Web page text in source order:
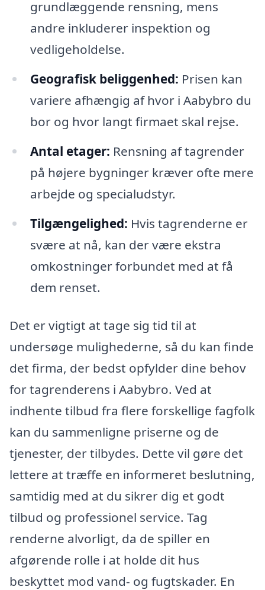
grundlæggende rensning, mens
andre inkluderer inspektion og
vedligeholdelse.
Geografisk beliggenhed: Prisen kan
variere afhængig af hvor i Aabybro du
bor og hvor langt firmaet skal rejse.
Antal etager: Rensning af tagrender
på højere bygninger kræver ofte mere
arbejde og specialudstyr.
Tilgængelighed: Hvis tagrenderne er
svære at nå, kan der være ekstra
omkostninger forbundet med at få
dem renset.
Det er vigtigt at tage sig tid til at
undersøge mulighederne, så du kan finde
det firma, der bedst opfylder dine behov
for tagrenderens i Aabybro. Ved at
indhente tilbud fra flere forskellige fagfolk
kan du sammenligne priserne og de
tjenester, der tilbydes. Dette vil gøre det
lettere at træffe en informeret beslutning,
samtidig med at du sikrer dig et godt
tilbud og professionel service. Tag
renderne alvorligt, da de spiller en
afgørende rolle i at holde dit hus
beskyttet mod vand- og fugtskader. En